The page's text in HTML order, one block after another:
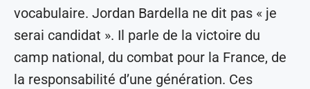
vocabulaire. Jordan Bardella ne dit pas « je
serai candidat ». Il parle de la victoire du
camp national, du combat pour la France, de
la responsabilité d’une génération. Ces